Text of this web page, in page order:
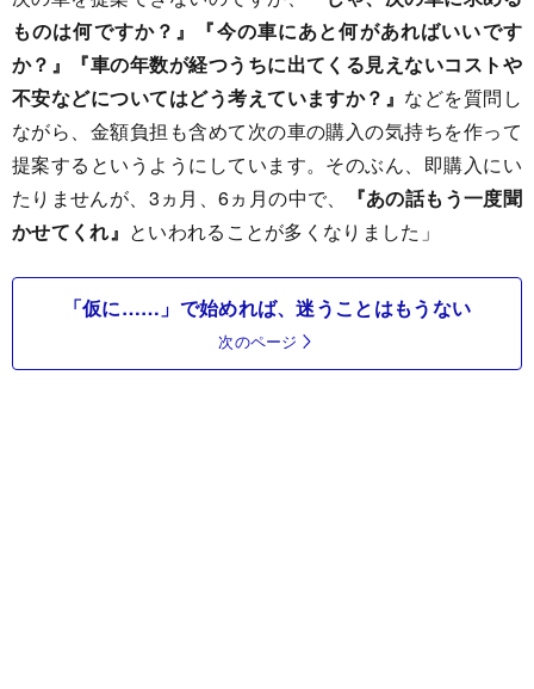
ものは何ですか？』『今の車にあと何があればいいです
か？』『車の年数が経つうちに出てくる見えないコストや
不安などについてはどう考えていますか？』 などを質問し
ながら、金額負担も含めて次の車の購入の気持ちを作って
提案するというようにしています。そのぶん、即購入にい
たりませんが、3ヵ月、6ヵ月の中で、
『あの話もう一度聞
かせてくれ』 といわれることが多くなりました」
「仮に……」で始めれば、迷うことはもうない
次のページ